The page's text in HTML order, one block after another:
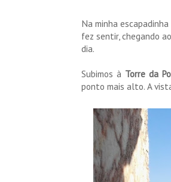
Na minha escapadinha
fez sentir, chegando
dia.
Subimos à Torre da
ponto mais alto. A